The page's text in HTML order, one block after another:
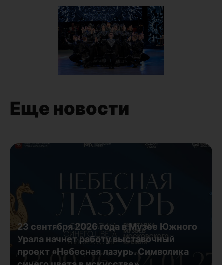
Еще новости
23 сентября 2026 года в Музее Южного
Урала начнет работу выставочный
проект «Небесная лазурь. Символика